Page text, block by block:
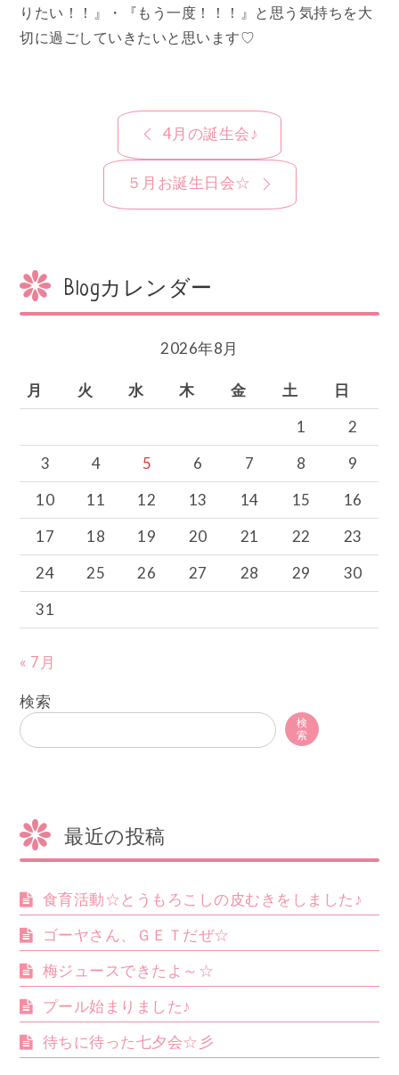
りたい！！』・『もう一度！！！』と思う気持ちを大
切に過ごしていきたいと思います♡
ョ
ン
4月の誕生会♪
５月お誕生日会☆
Blogカレンダー
2026年8月
月 火 水 木 金 土
日
1
2
3
4 5 6 7 8
9
10
11 12 13 14 15
16
17
18 19 20 21 22
23
24
25 26 27 28 29
30
31
« 7月
検索
検
索
最近の投稿
食育活動☆とうもろこしの皮むきをしました♪
ゴーヤさん、ＧＥＴだぜ☆
梅ジュースできたよ～☆
プール始まりました♪
待ちに待った七夕会☆彡